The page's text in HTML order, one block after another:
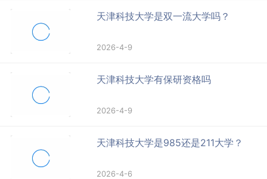
天津科技大学是双一流大学吗？
2026-4-9
天津科技大学有保研资格吗
2026-4-9
天津科技大学是985还是211大学？
2026-4-6